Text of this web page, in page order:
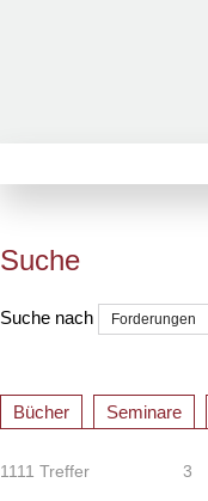
Suche
Suche nach
Bücher Seminare
1111 Treffer 3